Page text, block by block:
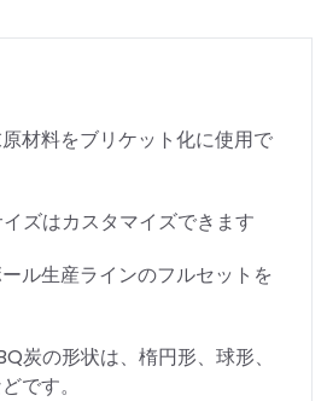
材料をブリケット化に使用で
ズはカスタマイズできます
ル生産ラインのフルセットを
炭の形状は、楕円形、球形、
です。